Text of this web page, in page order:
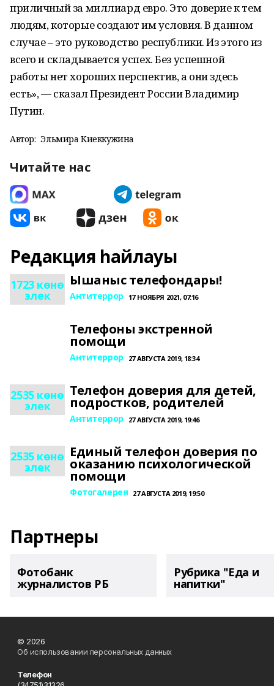
приличный за миллиард евро. Это доверие к тем
людям, которые создают им условия. В данном
случае – это руководство республики. Из этого из
всего и складывается успех. Без успешной
работы нет хороших перспектив, а они здесь
есть», — сказал Президент России Владимир
Путин.
Автор: Эльмира Киеккужина
Читайте нас
Редакция һайлауы
1723 көнө
элек
Ышаныс телефондары!
Антитеррор 17 НОЯБРЯ 2021, 07:16
Телефоны экстренной
помощи
Антитеррор 27 АВГУСТА 2019, 18:34
2535 көнө
элек
Телефон доверия для детей,
подростков, родителей
Антитеррор 27 АВГУСТА 2019, 19:46
2535 көнө
элек
Единый телефон доверия по
оказанию психологической
помощи
Фотогалерея 27 АВГУСТА 2019, 19:50
Партнеры
Фотобанк
журналистов РБ
Рубрика "Еда и
напитки"
© 2026
Об использовании персональных данных
Телефон